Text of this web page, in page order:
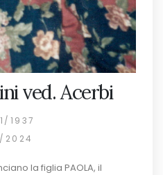
ved. Acerbi
1937
la figlia PAOLA, il